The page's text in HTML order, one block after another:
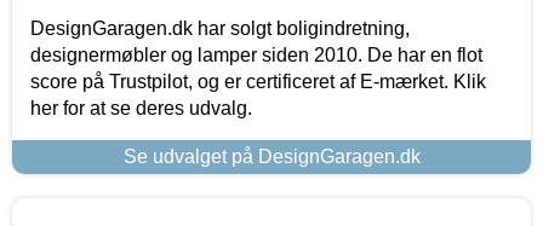
DesignGaragen.dk har solgt boligindretning,
designermøbler og lamper siden 2010. De har en flot
score på Trustpilot, og er certificeret af E-mærket. Klik
her for at se deres udvalg.
Se udvalget på DesignGaragen.dk